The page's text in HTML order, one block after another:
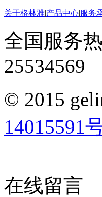
关于格林雅|产品中心|服务
全国服务
25534569
© 2015
14015591
在线留言